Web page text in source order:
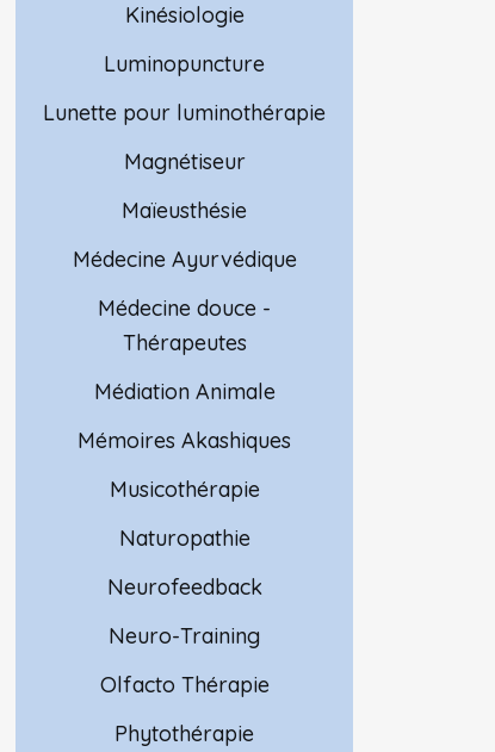
Kinésiologie
Luminopuncture
Lunette pour luminothérapie
Magnétiseur
Maïeusthésie
Médecine Ayurvédique
Médecine douce -
Thérapeutes
Médiation Animale
Mémoires Akashiques
Musicothérapie
Naturopathie
Neurofeedback
Neuro-Training
Olfacto Thérapie
Phytothérapie